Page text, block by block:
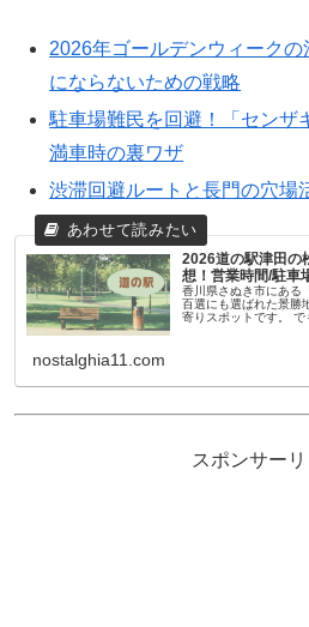
2026年ゴールデンウィーク
にならないための戦略
駐車場難民を回避！「センザ
満車時の裏ワザ
渋滞回避ルートと長門の穴場
2026道の駅津田の
想！営業時間/駐車
香川県さぬき市にある
百選にも選ばれた景勝
寄りスポットです。
nostalghia11.com
スポンサーリ